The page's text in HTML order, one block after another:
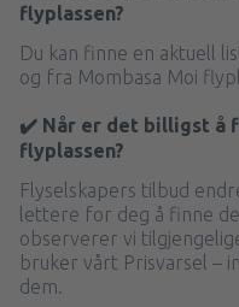
flyplassen?
Du kan finne en aktuell
og fra Mombasa Moi
✔️ Når er det billigst å
flyplassen?
Flyselskapers tilbud
lettere for deg å finne
observerer vi
bruker vårt Prisvarsel –
dem.